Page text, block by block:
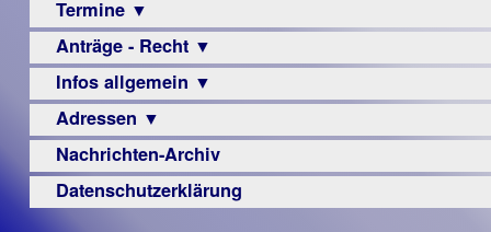
Termine ▼
Veranstaltungsprogramme
Anträge - Recht ▼
Archiv
Urteile
Infos allgemein ▼
Sehbehinderung
Frühförderung
Schule
Adressen ▼
Augenoptiker
Berufsbildungswerke
Nachrichten-Archiv
Datenschutzerklärung